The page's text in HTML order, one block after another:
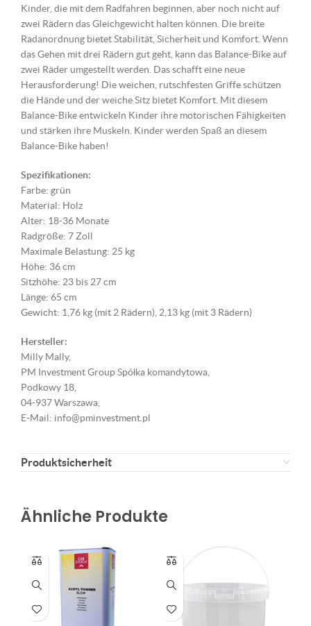
Kinder, die mit dem Radfahren beginnen, aber noch nicht auf
zwei Rädern das Gleichgewicht halten können. Die breite
Radanordnung bietet Stabilität, Sicherheit und Komfort. Wenn
das Gehen mit drei Rädern gut geht, kann das Balance-Bike auf
zwei Räder umgestellt werden. Das schafft eine neue
Herausforderung! Die weichen, rutschfesten Griffe schützen
die Hände und der weiche Sitz bietet Komfort. Mit diesem
Balance-Bike entwickeln Kinder ihre motorischen Fähigkeiten
und stärken ihre Muskeln. Kinder werden Spaß an diesem
Balance-Bike haben!
Spezifikationen:
Farbe: grün
Material: Holz
Alter: 18-36 Monate
Radgröße: 7 Zoll
Maximale Belastung: 25 kg
Höhe: 36 cm
Sitzhöhe: 23 bis 27 cm
Länge: 65 cm
Gewicht: 1,76 kg (mit 2 Rädern), 2,13 kg (mit 3 Rädern)
Hersteller:
Milly Mally,
PM Investment Group Spółka komandytowa,
Podkowy 18,
04-937 Warszawa,
E-Mail: info@pminvestment.pl
Produktsicherheit
Ähnliche Produkte